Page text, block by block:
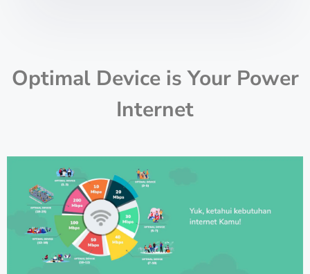
Optimal Device is Your Power
Internet